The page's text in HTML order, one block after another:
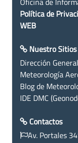
Política de
WEB
Nuestro Sitios
Dirección
Meteorología
Blog de
IDE DMC
Contactos
Av. Portales